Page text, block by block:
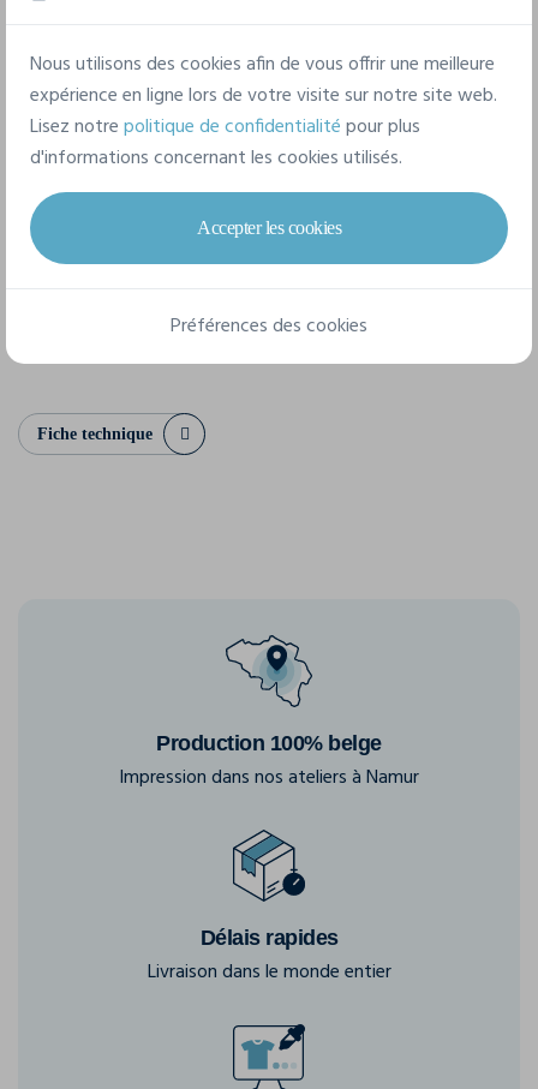
Composition
55% coton / 45% polyester
7 tailles disponibles
Fiche technique
Production 100% belge
Impression dans nos ateliers à Namur
Délais rapides
Livraison dans le monde entier
Nous utilisons des cookies afin de vous offrir une meilleure
expérience en ligne lors de votre visite sur notre site web.
Lisez notrepolitique de confidentialitépour plus
d'informations concernant les cookies utilisés.
Accepter les cookies
Préférences des cookies